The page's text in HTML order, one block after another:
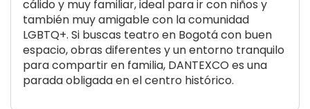
cálido y muy familiar, ideal para ir con niños y
también muy amigable con la comunidad
LGBTQ+. Si buscas teatro en Bogotá con buen
espacio, obras diferentes y un entorno tranquilo
para compartir en familia, DANTEXCO es una
parada obligada en el centro histórico.